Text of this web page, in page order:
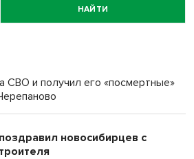
НАЙТИ
СВО и получил его «посмертные»
новосибирцев с